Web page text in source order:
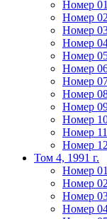
Номер 01
Номер 02
Номер
Номер
Номер
Номер
Номер
Номер
Номер
Номер
Номер 11
Номер 12
Том 4, 1991 г.
Номер 01
Номер 02
Номер
Номер